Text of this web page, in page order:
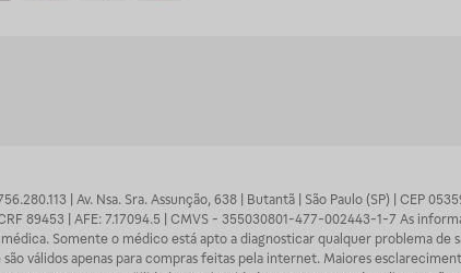
| Av. Nsa. Sra. Assunção, 638 | Butantã | São Paulo (SP) | CEP
89453 | AFE: 7.17094.5 | CMVS - 355030801-477-002443-1-7 As
Somente o médico está apto a diagnosticar qualquer problema
válidos apenas para compras feitas pela internet. Maiores